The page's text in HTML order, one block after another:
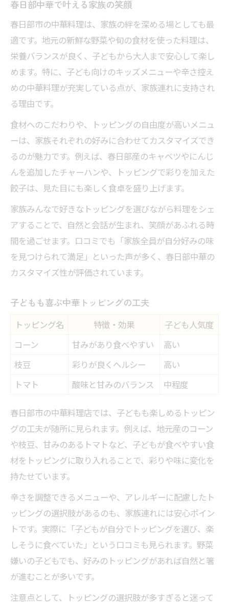
春日部中華で叶える家族の笑顔
春日部市の中華料理は、家族の絆を深める場としても最
適です。地元の新鮮な野菜や旬の食材を使った料理は、
栄養バランスが良く、子どもから大人まで安心して楽し
めます。特に、子ども向けのキッズメニューや辛さ控え
めの中華料理が充実している点が、家族連れに支持され
る理由です。
食材へのこだわりや、トッピングの自由度が高いメニュ
ーは、家族それぞれの好みに合わせてカスタマイズでき
るのが魅力です。例えば、春日部産のキャベツやにんじ
んを追加したチャーハンや、トッピングで彩りを加えた
餃子は、見た目にも楽しく食卓を盛り上げます。
家族みんなで好きなトッピングを選びながら料理をシェ
アすることで、自然と会話が生まれ、笑顔があふれる時
間を過ごせます。口コミでも「家族全員が自分好みの味
を見つけられて満足」といった声が多く、春日部中華の
カスタマイズ性が評価されています。
子どもも喜ぶ中華トッピングの工夫
トッピング名 特徴・効果
子ども人気度
コーン
甘みがあり食べやすい
高い
枝豆
彩りが良くヘルシー
高い
トマト
酸味と甘みのバランス 中程度
春日部市の中華料理店では、子どもも楽しめるトッピン
グの工夫が随所に見られます。例えば、地元産のコーン
や枝豆、甘みのあるトマトなど、子どもが食べやすい食
材をトッピングに取り入れることで、彩りや味に変化を
持たせています。
辛さを調整できるメニューや、アレルギーに配慮したト
ッピングの選択肢があるのも、家族連れには安心ポイン
トです。実際に「子どもが自分でトッピングを選び、楽
しそうに食べていた」という口コミも見られます。野菜
嫌いの子どもでも、好みのトッピングがあれば自然と箸
が進むことが多いです。
注意点として、トッピングの選択肢が多すぎると迷って